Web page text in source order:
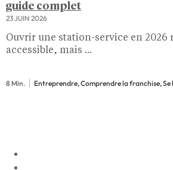
guide complet
23 JUIN 2026
Ouvrir une station-service en 2026
accessible, mais ...
8 Min. Entreprendre, Comprendre la franchise, Se